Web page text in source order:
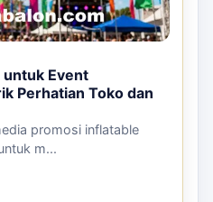
untuk Event
Perhatian Toko dan
promosi inflatable
m...
Rp2.000.000.
Rp1.000.000.